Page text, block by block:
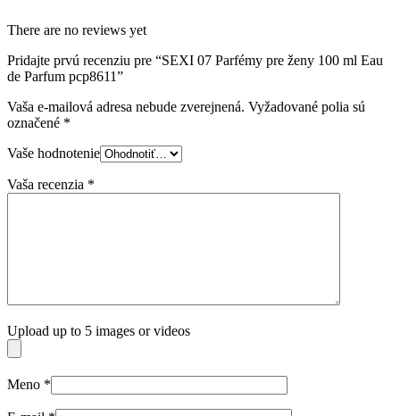
There are no reviews yet
Pridajte prvú recenziu pre “SEXI 07 Parfémy pre ženy 100 ml Eau
de Parfum pcp8611”
Vaša e-mailová adresa nebude zverejnená. Vyžadované polia sú
označené *
Vaše hodnotenie
Vaša recenzia *
Upload up to 5 images or videos
Meno *